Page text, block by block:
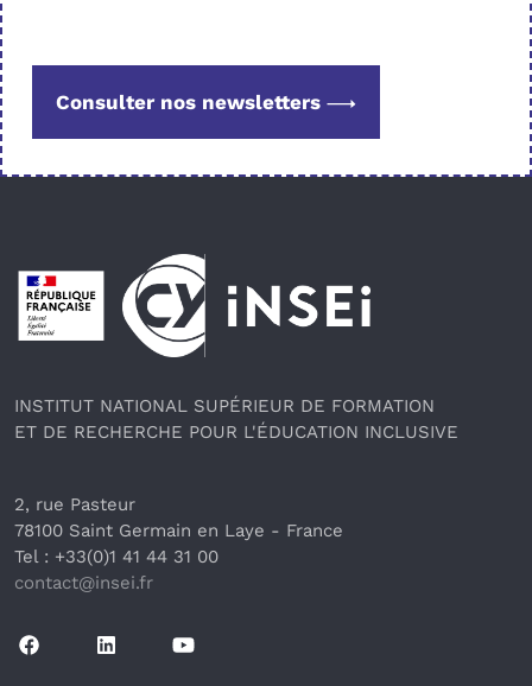
Consulter nos newsletters
Pied de page
INSTITUT NATIONAL SUPÉRIEUR DE FORMATION
ET DE RECHERCHE POUR L'ÉDUCATION INCLUSIVE
2, rue Pasteur
78100 Saint Germain en Laye - France
Tel : +33(0)1 41 44 31 00
contact@insei.fr